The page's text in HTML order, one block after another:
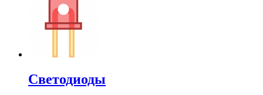
Светодиоды